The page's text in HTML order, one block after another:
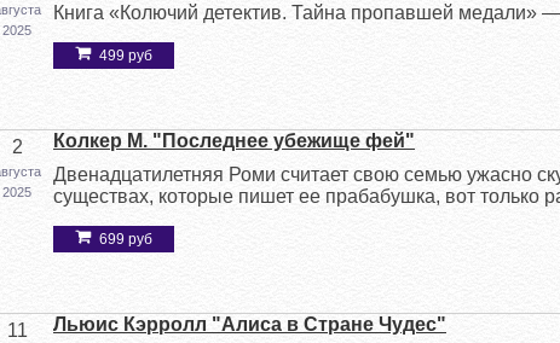
2025
Книга «Колючий детектив. Тайна пропавшей медали»
499 руб
2
2025
Колкер М. "Последнее убежище фей"
Двенадцатилетняя Роми считает свою семью ужасно
существах, которые пишет ее прабабушка, вот только
699 руб
11 Льюис Кэрролл "Алиса в Стране Чудес"